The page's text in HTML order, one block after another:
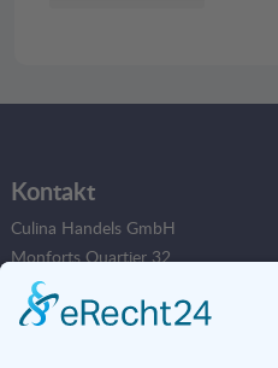
Kontakt
Culina Handels GmbH
Monforts Quartier 32
41238 Mönchengladbach
Tel.:+49 2161/23619